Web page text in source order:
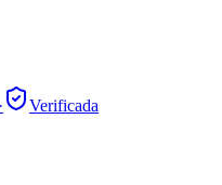
·
Verificada